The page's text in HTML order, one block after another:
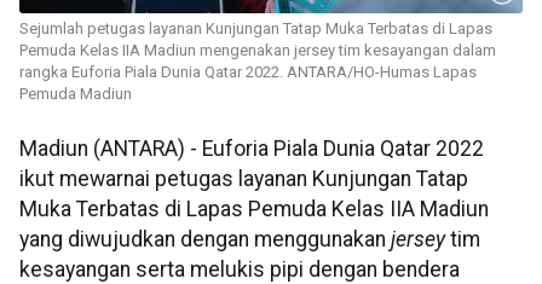
Sejumlah petugas layanan Kunjungan Tatap Muka Terbatas di Lapas
Pemuda Kelas IIA Madiun mengenakan jersey tim kesayangan dalam
rangka Euforia Piala Dunia Qatar 2022. ANTARA/HO-Humas Lapas
Pemuda Madiun
Madiun (ANTARA) - Euforia Piala Dunia Qatar 2022
ikut mewarnai petugas layanan Kunjungan Tatap
Muka Terbatas di Lapas Pemuda Kelas IIA Madiun
yang diwujudkan dengan menggunakan jerseytim
kesayangan serta melukis pipi dengan bendera